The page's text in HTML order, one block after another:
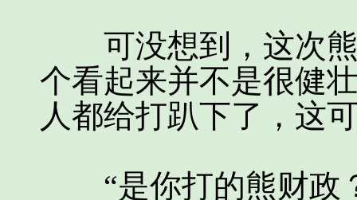
可没想到，这次熊
个看起来并不是很健
人都给打趴下了，这
“是你打的熊财政